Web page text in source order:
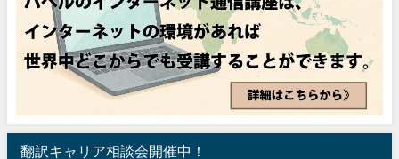
翻訳キャリア相談会開催中！